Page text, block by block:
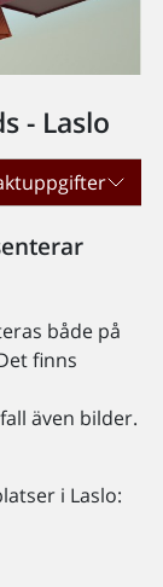
- Laslo
både på
finns
även bilder.
i Laslo: